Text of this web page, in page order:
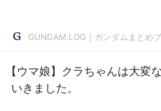
GUNDAM.LOG｜ガンダムまとめ
【ウマ娘】クラちゃんは大変
いきました。